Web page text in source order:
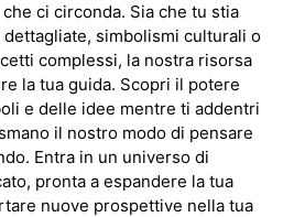
ci circonda. Sia che tu stia
simbolismi culturali o
complessi, la nostra risorsa
la tua guida. Scopri il potere
e delle idee mentre ti addentri
il nostro modo di pensare
Entra in un universo di
pronta a espandere la tua
nuove prospettive nella tua